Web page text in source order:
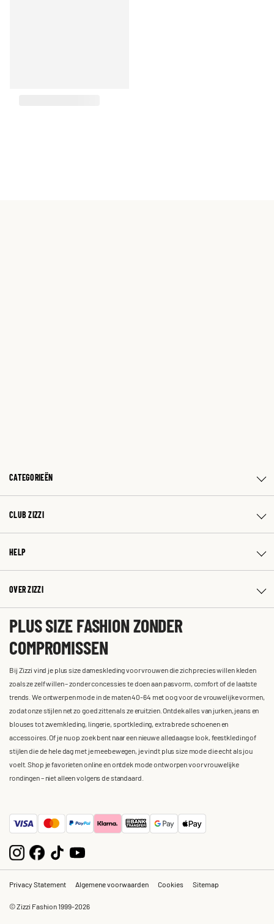
CATEGORIEËN
CLUB ZIZZI
HELP
OVER ZIZZI
PLUS SIZE FASHION ZONDER
COMPROMISSEN
Bij Zizzi vind je plus size dameskleding voor vrouwen die zich precies willen kleden
zoals ze zelf willen – zonder concessies te doen aan pasvorm, comfort of de laatste
trends. We ontwerpen mode in de maten 40-64 met oog voor de vrouwelijke vormen,
zodat onze stijlen net zo goed zitten als ze eruitzien. Ontdek alles van jurken, jeans en
blouses tot zwemkleding, lingerie, sportkleding, extra brede schoenen en
accessoires. Of je nu op zoek bent naar een nieuwe alledaagse look, feestkleding of
stijlen die de hele dag met je meebewegen, je vindt plus size mode die echt als jou
voelt. Shop je favorieten online en ontdek mode ontworpen voor vrouwelijke
rondingen – niet alleen volgens de standaard.
Privacy Statement Algemene voorwaarden Cookies Sitemap
© Zizzi Fashion 1999-2026